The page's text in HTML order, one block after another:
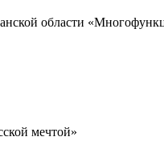
области
мечтой»